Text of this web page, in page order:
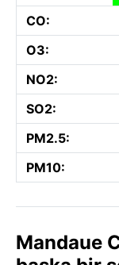
CO:
O3:
NO2:
SO2:
PM2.5:
PM10:
Mandaue